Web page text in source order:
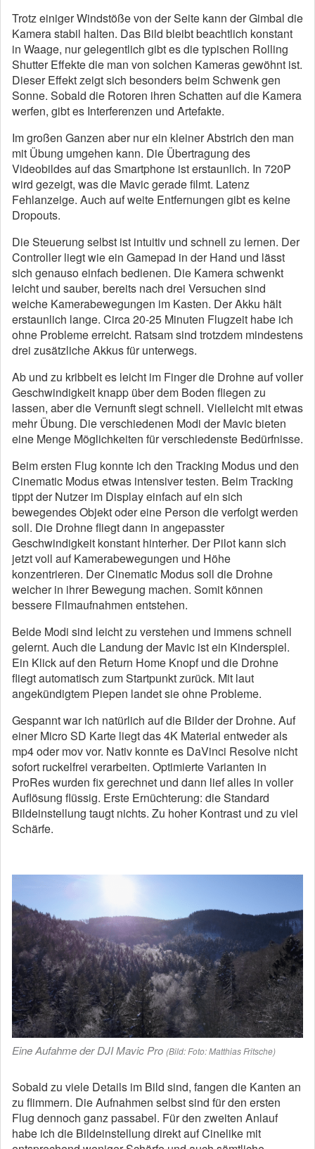
Trotz einiger Windstöße von der Seite kann der Gimbal die
Kamera stabil halten. Das Bild bleibt beachtlich konstant
in Waage, nur gelegentlich gibt es die typischen Rolling
Shutter Effekte die man von solchen Kameras gewöhnt ist.
Dieser Effekt zeigt sich besonders beim Schwenk gen
Sonne. Sobald die Rotoren ihren Schatten auf die Kamera
werfen, gibt es Interferenzen und Artefakte.
Im großen Ganzen aber nur ein kleiner Abstrich den man
mit Übung umgehen kann. Die Übertragung des
Videobildes auf das Smartphone ist erstaunlich. In 720P
wird gezeigt, was die Mavic gerade filmt. Latenz
Fehlanzeige. Auch auf weite Entfernungen gibt es keine
Dropouts.
Die Steuerung selbst ist intuitiv und schnell zu lernen. Der
Controller liegt wie ein Gamepad in der Hand und lässt
sich genauso einfach bedienen. Die Kamera schwenkt
leicht und sauber, bereits nach drei Versuchen sind
weiche Kamerabewegungen im Kasten. Der Akku hält
erstaunlich lange. Circa 20-25 Minuten Flugzeit habe ich
ohne Probleme erreicht. Ratsam sind trotzdem mindestens
drei zusätzliche Akkus für unterwegs.
Ab und zu kribbelt es leicht im Finger die Drohne auf voller
Geschwindigkeit knapp über dem Boden fliegen zu
lassen, aber die Vernunft siegt schnell. Vielleicht mit etwas
mehr Übung. Die verschiedenen Modi der Mavic bieten
eine Menge Möglichkeiten für verschiedenste Bedürfnisse.
Beim ersten Flug konnte ich den Tracking Modus und den
Cinematic Modus etwas intensiver testen. Beim Tracking
tippt der Nutzer im Display einfach auf ein sich
bewegendes Objekt oder eine Person die verfolgt werden
soll. Die Drohne fliegt dann in angepasster
Geschwindigkeit konstant hinterher. Der Pilot kann sich
jetzt voll auf Kamerabewegungen und Höhe
konzentrieren. Der Cinematic Modus soll die Drohne
weicher in ihrer Bewegung machen. Somit können
bessere Filmaufnahmen entstehen.
Beide Modi sind leicht zu verstehen und immens schnell
gelernt. Auch die Landung der Mavic ist ein Kinderspiel.
Ein Klick auf den Return Home Knopf und die Drohne
fliegt automatisch zum Startpunkt zurück. Mit laut
angekündigtem Piepen landet sie ohne Probleme.
Gespannt war ich natürlich auf die Bilder der Drohne. Auf
einer Micro SD Karte liegt das 4K Material entweder als
mp4 oder mov vor. Nativ konnte es DaVinci Resolve nicht
sofort ruckelfrei verarbeiten. Optimierte Varianten in
ProRes wurden fix gerechnet und dann lief alles in voller
Auflösung flüssig. Erste Ernüchterung: die Standard
Bildeinstellung taugt nichts. Zu hoher Kontrast und zu viel
Schärfe.
Eine Aufahme der DJI Mavic Pro (Bild: Foto: Matthias Fritsche)
Sobald zu viele Details im Bild sind, fangen die Kanten an
zu flimmern. Die Aufnahmen selbst sind für den ersten
Flug dennoch ganz passabel. Für den zweiten Anlauf
habe ich die Bildeinstellung direkt auf Cinelike mit